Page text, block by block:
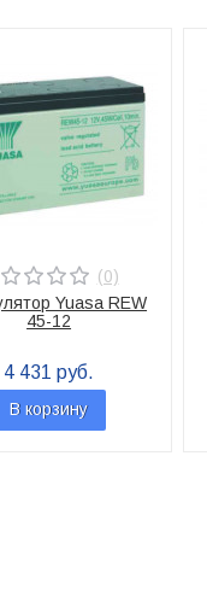
(0)
Yuasa REW
45-12
4 431 руб.
В корзину